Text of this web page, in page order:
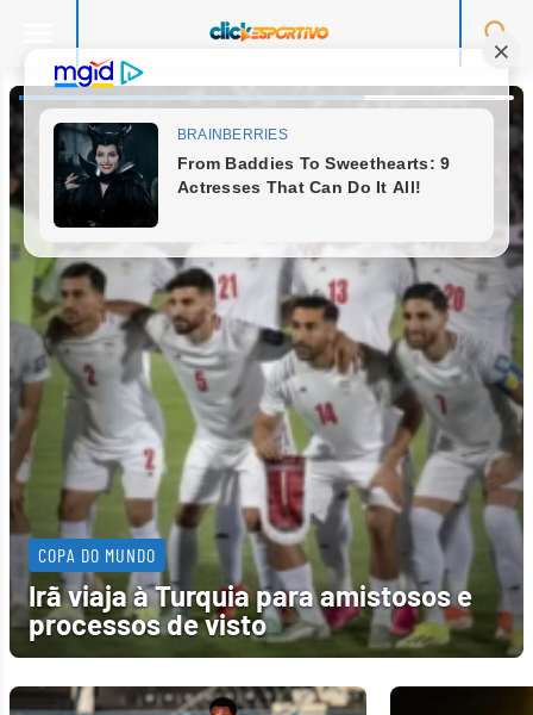
to
content
COPA DO MUNDO
Irã viaja à Turquia para amistosos e
processos de visto